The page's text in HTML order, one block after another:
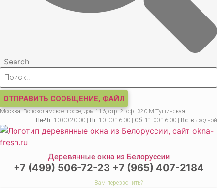
Search
ОТПРАВИТЬ СООБЩЕНИЕ, ФАЙЛ
Москва, Волоколамское шоссе, дом 116, стр. 2, оф. 320 М.Тушинская
Пн-Чт: 10:00-20:00 | Пт: 10:00-16:00 | Сб: 11:00-16:00 | Вс: выходной
Деревянные окна из Белоруссии
+7 (499) 506-72-23 +7 (965) 407-2184
Вам перезвонить?